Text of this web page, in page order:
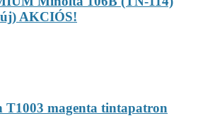
AKCIÓS!
T1003 magenta tintapatron